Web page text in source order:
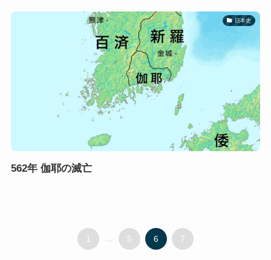
日本史
562年 伽耶の滅亡
1 ... 5 6 7